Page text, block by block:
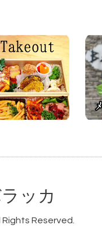
ッカ
Rights Reserved.